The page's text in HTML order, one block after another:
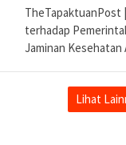
TheTapaktuanPost
terhadap
Jaminan
Lihat